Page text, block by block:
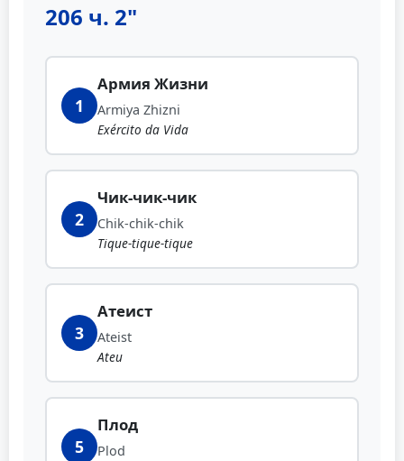
206 ч. 2"
1
Армия Жизни
Armiya Zhizni
Exército da Vida
2
Чик-чик-чик
Chik-chik-chik
Tique-tique-tique
3
Атеист
Ateist
Ateu
5
Плод
Plod